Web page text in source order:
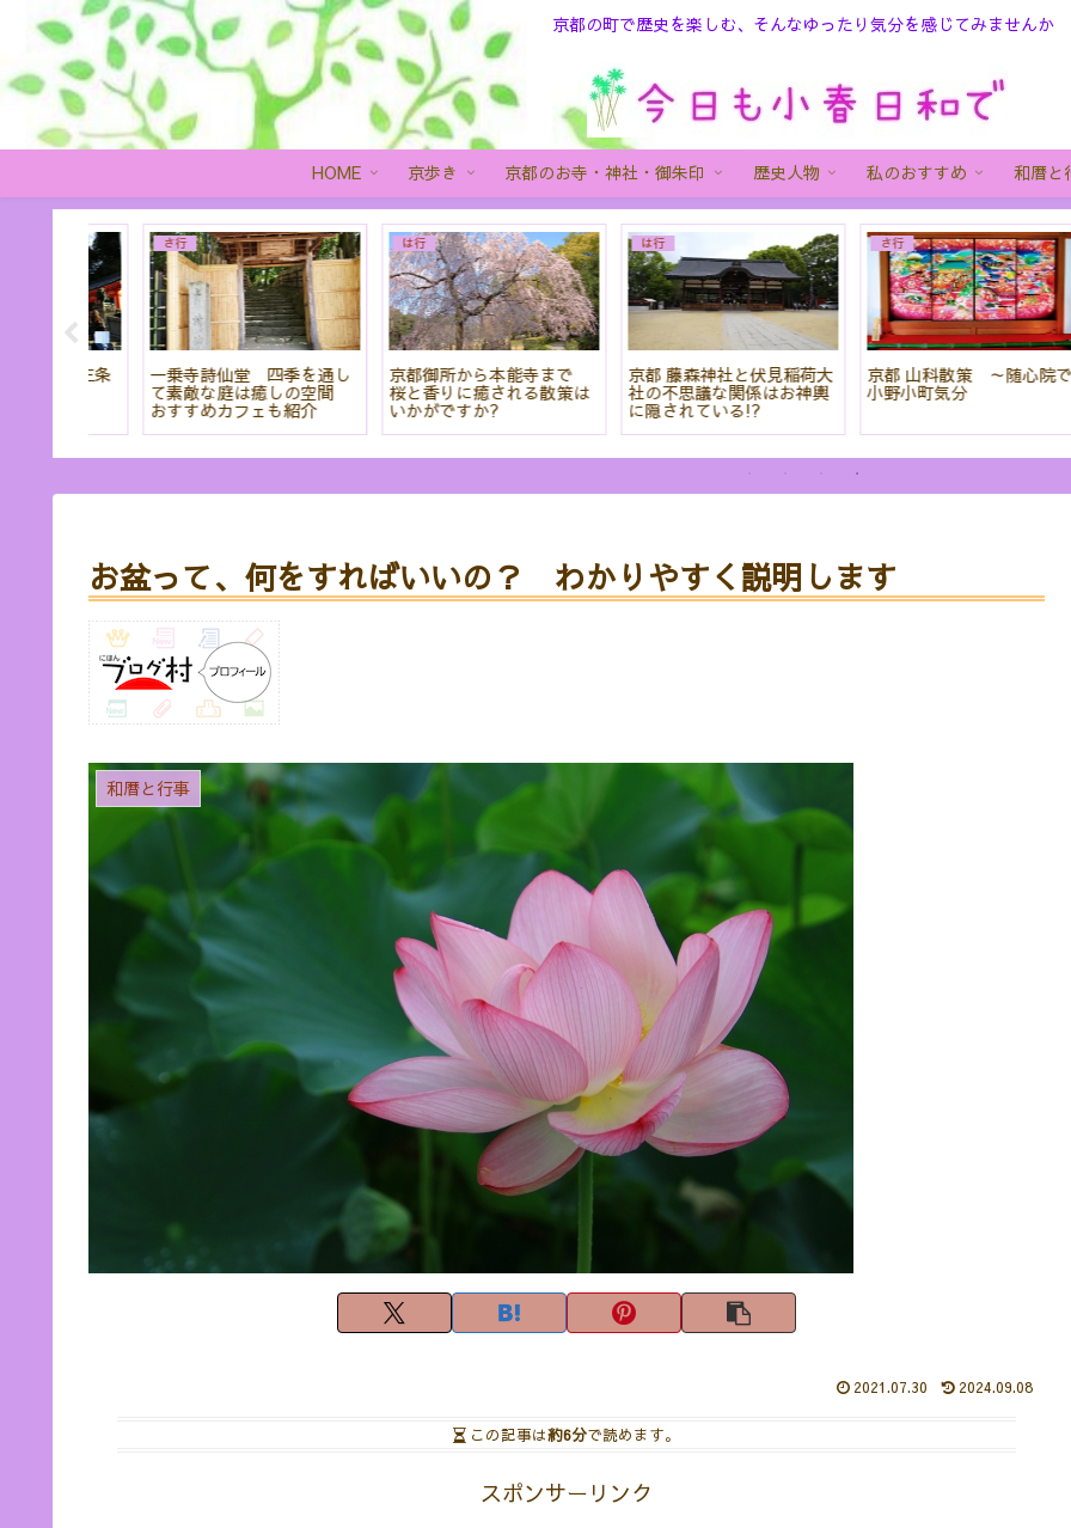
京都の町で歴史を楽しむ、そんなゆったり気分を感じてみませんか
HOME 京歩き 京都のお寺・神社・御朱印 歴史人物 私のおすすめ 和暦と
は行
京都 藤森神社と伏見稲荷大
社の不思議な関係はお神輿
に隠されている!?
さ行
京都 山科散策 ～随心院で
小野小町気分
あ行
「頭の観音さん」今熊野観
音寺は四国八十八ヶ所巡り
もできる!
か行
迫力の龍や襖絵・庭園を堪
能!座禅もできる建仁寺を紹
お盆って、何をすればいいの？ わかりやすく説明します
和暦と行事
2021.07.30 2024.09.08
この記事は約6分で読めます。
スポンサーリンク